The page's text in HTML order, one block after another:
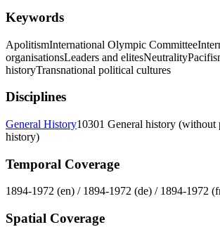
Keywords
ApolitismInternational Olympic Committee
organisationsLeaders and elitesNeutrality
historyTransnational political cultures
Disciplines
General History10301 General history (without
history)
Temporal Coverage
1894-1972 (en) / 1894-1972 (de) / 1894-1972
Spatial Coverage